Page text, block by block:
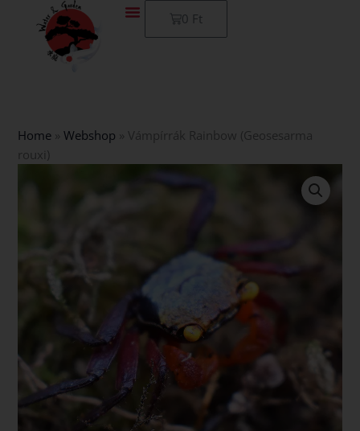
0 Ft
Kosár
Home »Webshop
Vámpírrák Rainbow (Geosesarma
rouxi)